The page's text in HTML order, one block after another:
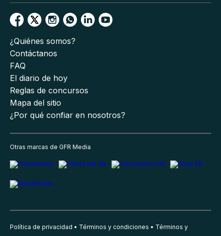
¿Quiénes somos?
Contáctanos
FAQ
El diario de hoy
Reglas de concursos
Mapa del sitio
¿Por qué confiar en nosotros?
Otras marcas de GFR Media
Política de privacidad Términos y condiciones Términos y